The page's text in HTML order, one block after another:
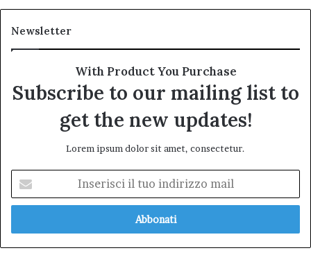
Newsletter
With Product You Purchase
Subscribe to our mailing list to
get the new updates!
Lorem ipsum dolor sit amet, consectetur.
tuo
mail